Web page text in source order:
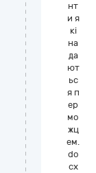
нт
и я
кі
на
да
ют
ьс
я п
ер
мо
жц
ем.
do
cx